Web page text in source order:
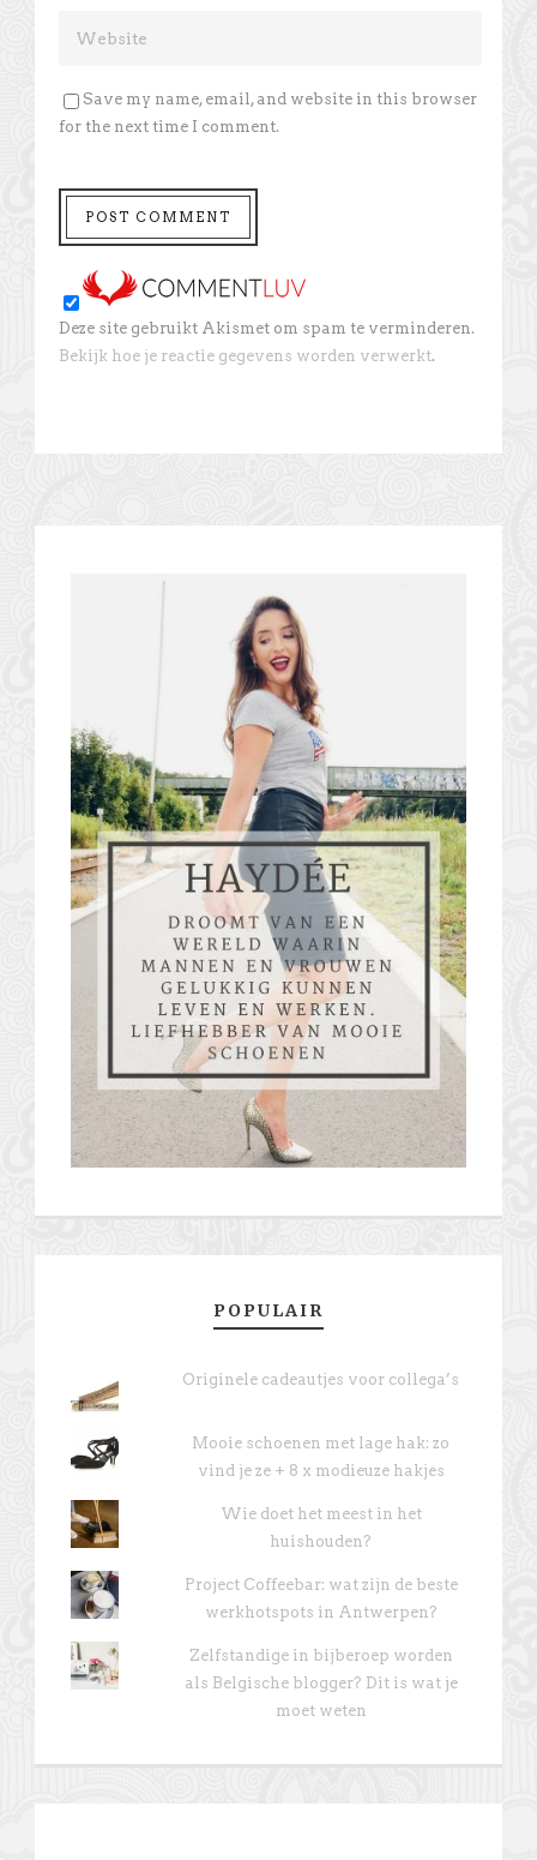
Save my name, email, and website in this browser
for the next time I comment.
Deze site gebruikt Akismet om spam te verminderen.
Bekijk hoe je reactie gegevens worden verwerkt.
POPULAIR
Originele cadeautjes voor collega’s
Mooie schoenen met lage hak: zo
vind je ze + 8 x modieuze hakjes
Wie doet het meest in het
huishouden?
Project Coffeebar: wat zijn de beste
werkhotspots in Antwerpen?
Zelfstandige in bijberoep worden
als Belgische blogger? Dit is wat je
moet weten